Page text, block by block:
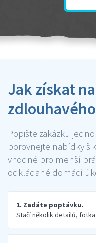
Jak získat
Popište zakázku
porovnejte nabídky
vhodné pro menší
odkládané domácí
1. Zadáte poptávku.
Stačí několik detailů,